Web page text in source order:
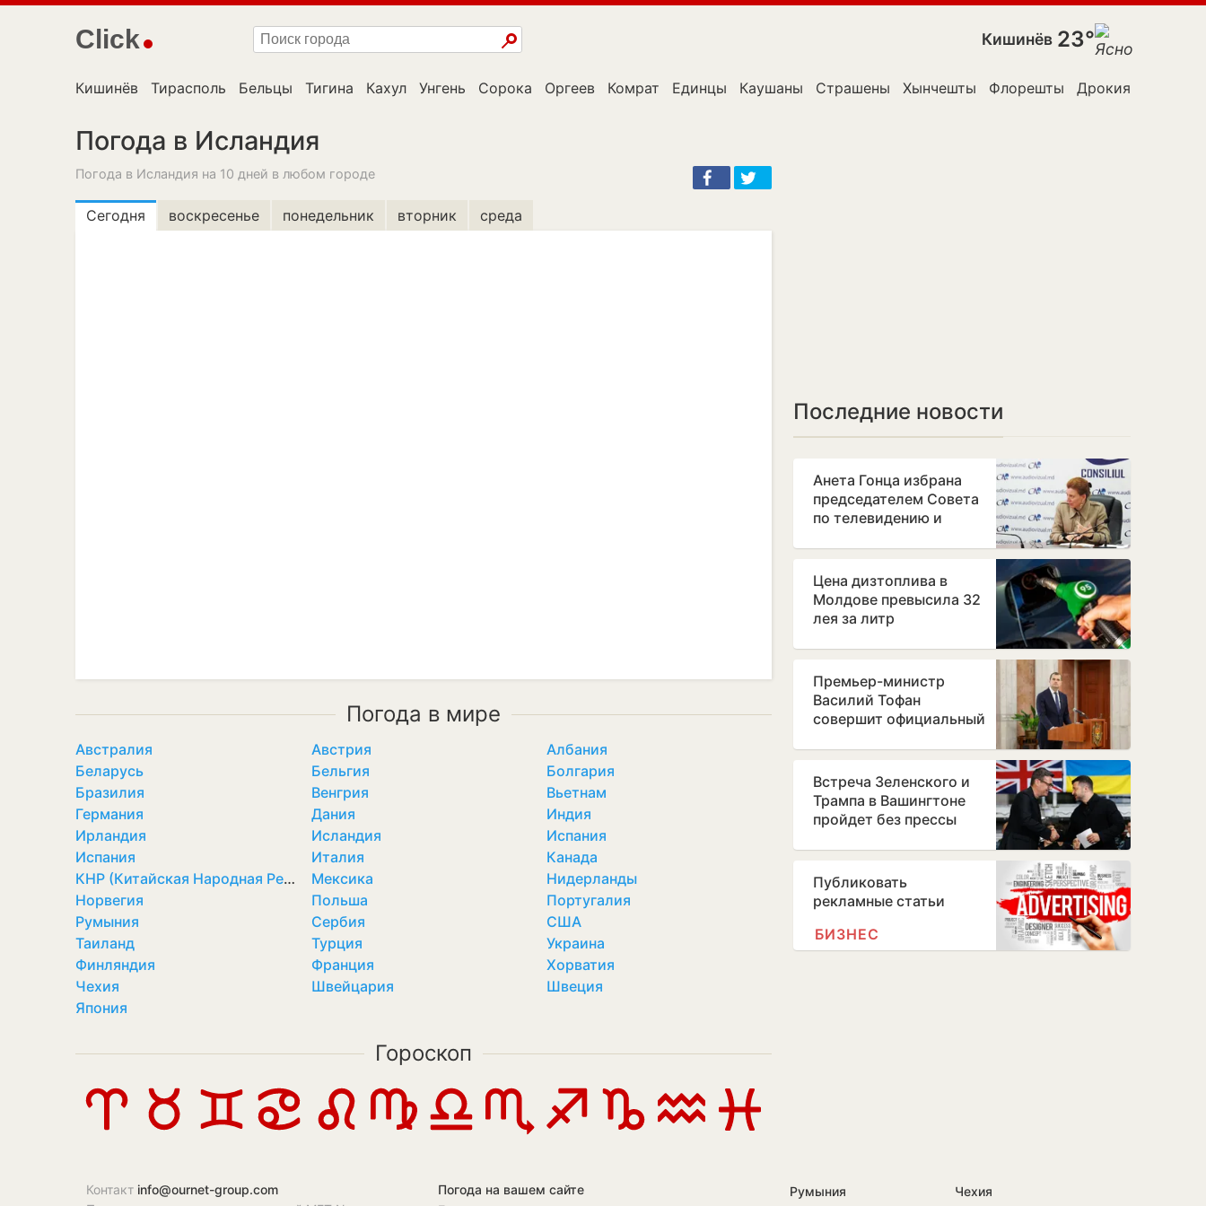
Click Кишинёв 23°
Кишинёв Тирасполь Бельцы Тигина Кахул Унгень Сорока Оргеев Комрат Единцы Каушаны Страшены Хынчешты Флорешты Дрокия
Погода в Исландия
Погода в Исландия на 10 дней в любом городе
Сегодня воскресенье понедельник вторник среда
Погода в мире
Австралия Австрия
Албания
Беларусь
Бельгия
Болгария
Бразилия
Венгрия
Вьетнам
Германия
Дания
Индия
Ирландия
Исландия
Испания
Испания
Италия
Канада
КНР (Китайская Народная Республика)
Мексика
Нидерланды
Норвегия
Польша
Португалия
Румыния
Сербия
США
Таиланд
Турция
Украина
Финляндия
Франция
Хорватия
Чехия
Швейцария
Швеция
Япония
Гороскоп
Последние новости
Анета Гонца избрана
председателем Совета
по телевидению и
Лилианы Вицу
Цена дизтоплива в
Молдове превысила 32
лея за литр
Премьер-министр
Василий Тофан
совершит официальный
Встреча Зеленского и
Трампа в Вашингтоне
пройдет без прессы
Публиковать
рекламные статьи
БИЗНЕС
Контакт info@ournet-group.com
Погода на вашем сайте
Румыния Чехия